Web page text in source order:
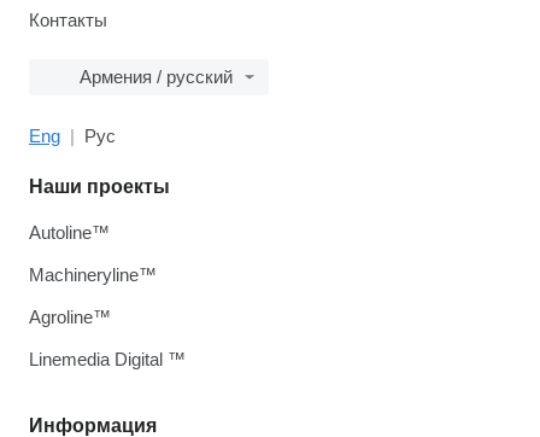
Контакты
Армения / русский
Eng Рус
Информация
Наши проекты
Autoline™
Machineryline™
Agroline™
Linemedia Digital ™